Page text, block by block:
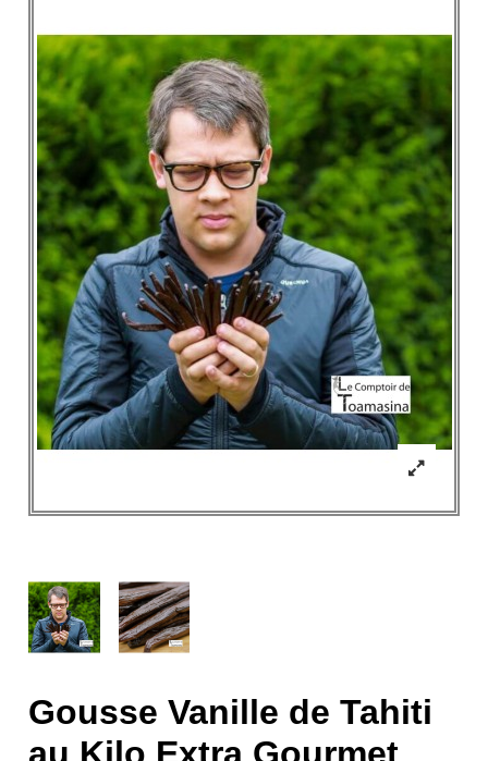
Gousse Vanille de Tahiti
au Kilo Extra Gourmet